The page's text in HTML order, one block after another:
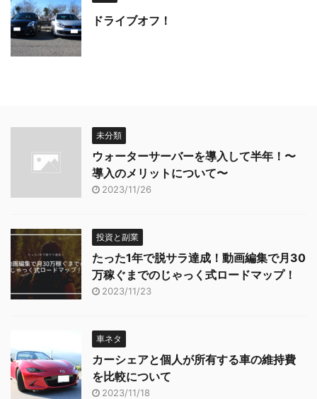
ドライブオフ！
未分類
ウォーターサーバーを導入して半年！〜
導入のメリットについて〜
2023/11/26
投資と副業
たった1年で脱サラ達成！動画編集で月30
万稼ぐまでのじゃっく式ロードマップ！
2023/11/23
車ネタ
カーシェアと個人が所有する車の維持費
を比較について
2023/11/18